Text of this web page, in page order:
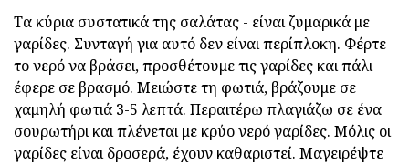
Τα κύρια συστατικά της σαλάτας - είναι ζυμαρικά με
γαρίδες. Συνταγή για αυτό δεν είναι περίπλοκη. Φέρτε
το νερό να βράσει, προσθέτουμε τις γαρίδες και πάλι
έφερε σε βρασμό. Μειώστε τη φωτιά, βράζουμε σε
χαμηλή φωτιά 3-5 λεπτά. Περαιτέρω πλαγιάζω σε ένα
σουρωτήρι και πλένεται με κρύο νερό γαρίδες. Μόλις οι
γαρίδες είναι δροσερά, έχουν καθαριστεί. Μαγειρέψτε